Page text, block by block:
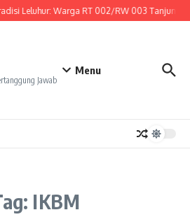
Leluhur: Warga RT 002/RW 003 Tanjung
Jawab
Menu
IKBM